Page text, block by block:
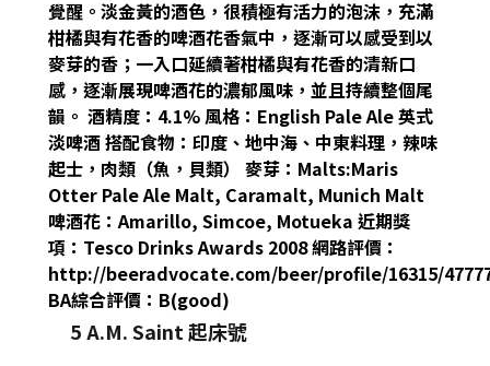
覺醒。淡金黃的酒色，很積極有活力的泡沫，充滿
柑橘與有花香的啤酒花香氣中，逐漸可以感受到以
麥芽的香；一入口延續著柑橘與有花香的清新口
感，逐漸展現啤酒花的濃郁風味，並且持續整個尾
韻。 酒精度：4.1% 風格：English Pale Ale 英式
淡啤酒 搭配食物：印度、地中海、中東料理，辣味
起士，肉類（魚，貝類） 麥芽：Malts:Maris
Otter Pale Ale Malt, Caramalt, Munich Malt
啤酒花：Amarillo, Simcoe, Motueka 近期獎
項：Tesco Drinks Awards 2008 網路評價：
http://beeradvocate.com/beer/profile/16315/
BA綜合評價：B(good)
5 A.M. Saint 起床號